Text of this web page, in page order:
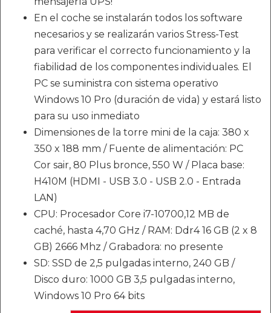
En el coche se instalarán todos los software
necesarios y se realizarán varios Stress-Test
para verificar el correcto funcionamiento y la
fiabilidad de los componentes individuales. El
PC se suministra con sistema operativo
Windows 10 Pro (duración de vida) y estará listo
para su uso inmediato
Dimensiones de la torre mini de la caja: 380 x
350 x 188 mm / Fuente de alimentación: PC
Cor sair, 80 Plus bronce, 550 W / Placa base:
H410M (HDMI - USB 3.0 - USB 2.0 - Entrada
LAN)
CPU: Procesador Core i7-10700,12 MB de
caché, hasta 4,70 GHz / RAM: Ddr4 16 GB (2 x 8
GB) 2666 Mhz / Grabadora: no presente
SD: SSD de 2,5 pulgadas interno, 240 GB /
Disco duro: 1000 GB 3,5 pulgadas interno,
Windows 10 Pro 64 bits